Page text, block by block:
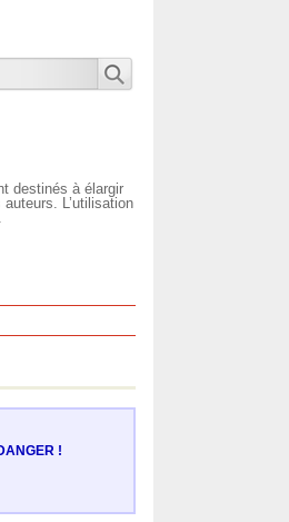
destinés à élargir
L’utilisation
!